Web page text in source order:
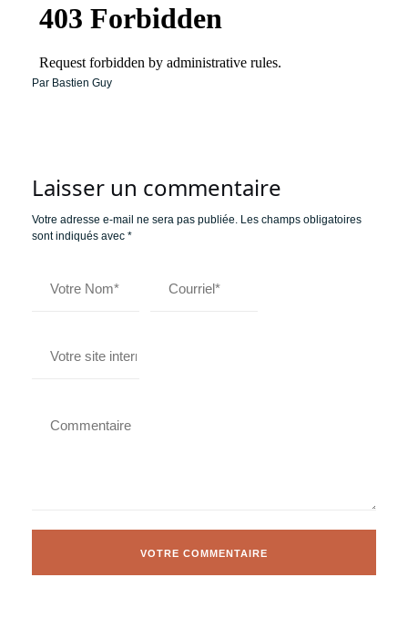
Par Bastien Guy
Laisser un commentaire
Votre adresse e-mail ne sera pas publiée. Les champs obligatoires
sont indiqués avec *